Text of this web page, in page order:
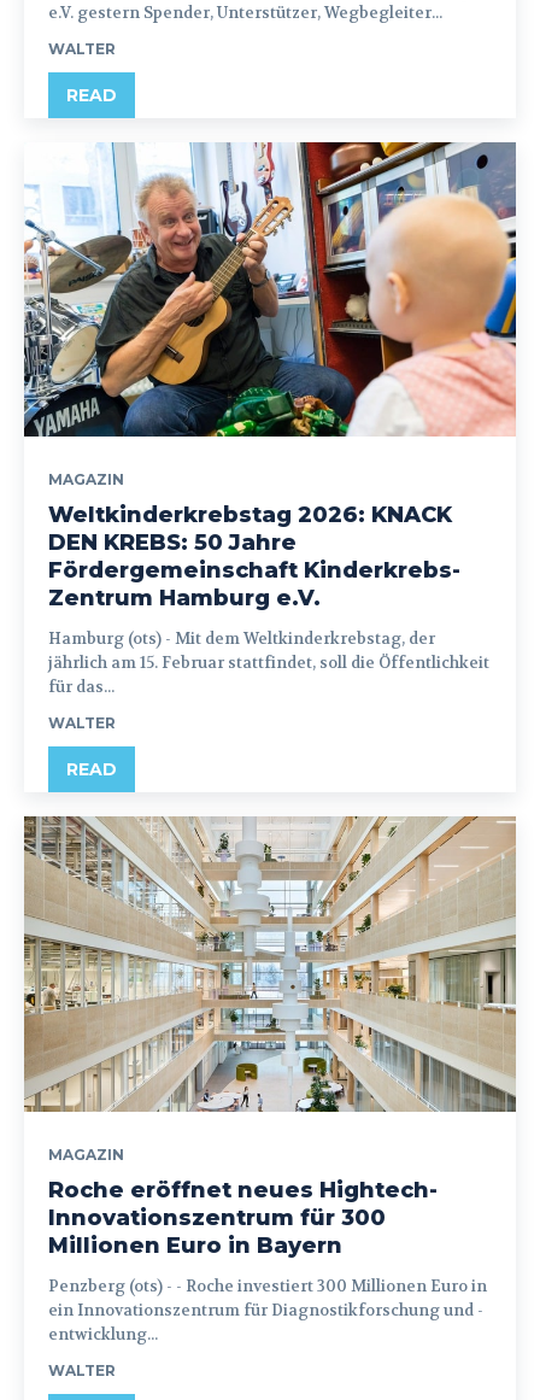
e.V. gestern Spender, Unterstützer, Wegbegleiter...
WALTER
READ
MAGAZIN
Weltkinderkrebstag 2026: KNACK
DEN KREBS: 50 Jahre
Fördergemeinschaft Kinderkrebs-
Zentrum Hamburg e.V.
Hamburg (ots) - Mit dem Weltkinderkrebstag, der
jährlich am 15. Februar stattfindet, soll die Öffentlichkeit
für das...
WALTER
READ
MAGAZIN
Roche eröffnet neues Hightech-
Innovationszentrum für 300
Millionen Euro in Bayern
Penzberg (ots) - - Roche investiert 300 Millionen Euro in
ein Innovationszentrum für Diagnostikforschung und -
entwicklung...
WALTER